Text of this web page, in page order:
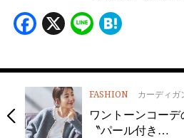
Facebook
X Line
FASHION カーディガ
ワントーンコー
〝パール付き…